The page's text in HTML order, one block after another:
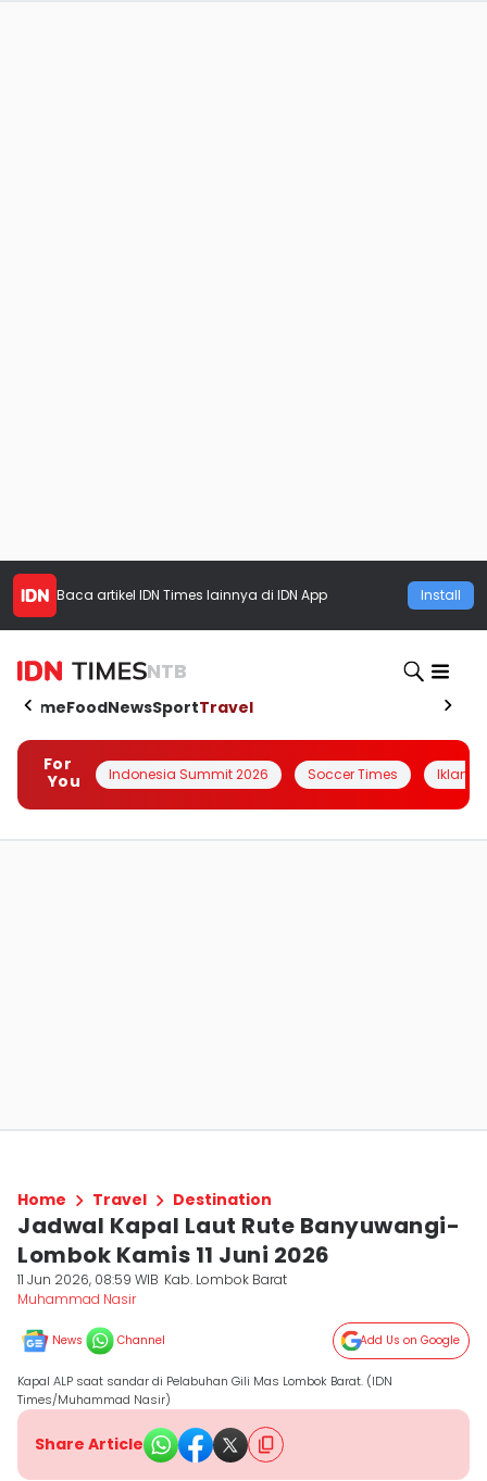
Baca artikel IDN Times lainnya di IDN App Install
NTB
HomeFoodNewsSportTravel
For
You
Indonesia Summit 2026 Soccer Times Iklanin
Home Travel Destination
Jadwal Kapal Laut Rute Banyuwangi-
Lombok Kamis 11 Juni 2026
11 Jun 2026, 08:59 WIB Kab. Lombok Barat
Muhammad Nasir
News Channel Add Us on Google
Kapal ALP saat sandar di Pelabuhan Gili Mas Lombok Barat. (IDN
Times/Muhammad Nasir)
Share Article